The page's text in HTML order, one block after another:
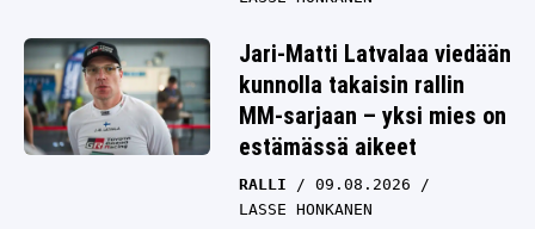
Jari-Matti Latvalaa viedään
kunnolla takaisin rallin
MM-sarjaan – yksi mies on
estämässä aikeet
RALLI
09.08.2026
LASSE HONKANEN